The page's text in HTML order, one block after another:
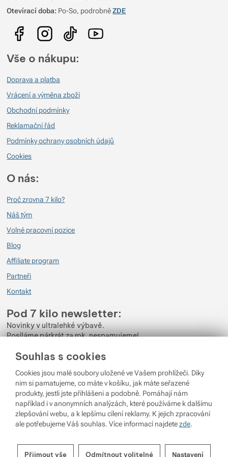
Souhlas s cookies
Cookies jsou malé soubory uložené ve Vašem prohlížeči. Díky
nim si pamatujeme, co máte v košíku, jak máte seřazené
produkty, jestli jste přihlášeni a podobně. Pomáhají nám
například i v anonymních analýzách, které používáme k dalšímu
zlepšování webu, a k lepšímu cílení reklamy. K jejich zpracování
ale potřebujeme Váš souhlas. Více informací najdetezde.
Nastavení souhlasů s kategoriemi
Přijmout vše Odmítnout volitelné Nastavení
Otevírací doba: Po-So, podrobněZDE
Vše o nákupu:
Doprava a platba
Vrácení a výměna zboží
Obchodní podmínky
Reklamační řád
Podmínky ochrany osobních údajů
Cookies
O nás:
Proč zrovna 7 kilo?
Náš tým
Volné pracovní pozice
Blog
Affiliate program
Partneři
Kontakt
Pod 7 kilo newsletter:
Novinky v ultralehké výbavě.
Posíláme párkrát za rok, nespamujeme!
Zadejte váš e-mail
Odběrem newsletteru souhlasíte se zpracovánímOsobních údajů.
Přihlásit se
Shopio
Nastavení cookies